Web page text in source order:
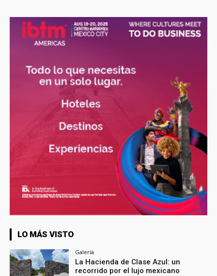
LO MÁS VISTO
Galería
La Hacienda de Clase Azul: un
recorrido por el lujo mexicano